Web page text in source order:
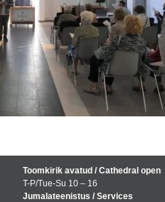
Toomkirik avatud / Cathedral open
T-P/Tue-Su 10 – 16
Jumalateenistus / Services